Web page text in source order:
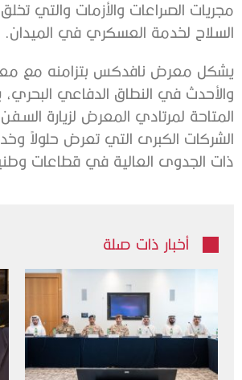
مجريات الصراعات والأزمات والتي
السلاح لخدمة العسكري في الميدان.
والأحدث في النطاق الدفاعي
المتاحة لمرتادي المعرض لزيارة
الشركات الكبرى التي تعرض حلولاً
ذات الجدوى العالية في قطاعات
أخبار ذات صلة